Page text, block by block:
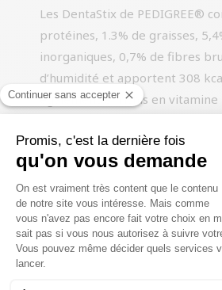
Les DentaStix de PEDIGREE®
protéines, 1.3% de graisses,
inorganiques, 0,7% de fibres
d’humidité et apportent 308
également enrichis en vitamine
sulfate de zinc hepta-hydraté
meilleure santé bucco-dentaire.
Combien de DentaStix mon
consommer ?
Pour les chiens de taille
conseillé de donner 1 bâtonnet
Ce snack à mâcher convient